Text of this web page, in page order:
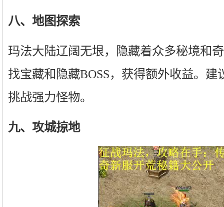
八、地图探索
玛法大陆辽阔无垠，隐藏着众多秘境和
找宝藏和隐藏BOSS，获得额外收益。
挑战强力怪物。
九、攻城掠地